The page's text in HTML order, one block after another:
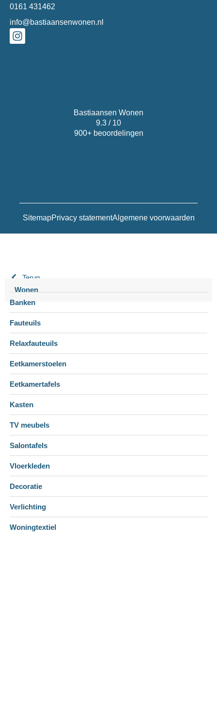
0161 431462
info@bastiaansenwonen.nl
SitemapPrivacy statementAlgemene voorwaarden
Bastiaansen Wonen
9.3 / 10
900+ beoordelingen
Terug
Wonen
Banken
Fauteuils
Relaxfauteuils
Eetkamerstoelen
Eetkamertafels
Kasten
TV meubels
Salontafels
Vloerkleden
Decoratie
Verlichting
Woningtextiel